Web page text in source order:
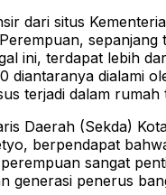
dari situs
sepanjang
ini, terdapat lebih
diantaranya dialami
terjadi dalam rumah
Daerah (Sekda)
berpendapat
sangat
generasi penerus